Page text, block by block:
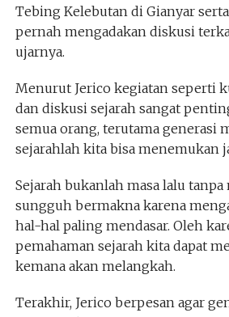
Tebing Kelebutan di Gianyar
pernah mengadakan diskusi
ujarnya.
Menurut Jerico kegiatan seperti
dan diskusi sejarah sangat
semua orang, terutama generasi
sejarahlah kita bisa menemukan
Sejarah bukanlah masa lalu tanpa
sungguh bermakna karena
hal-hal paling mendasar. Oleh
pemahaman sejarah kita dapat
kemana akan melangkah.
Terakhir, Jerico berpesan agar